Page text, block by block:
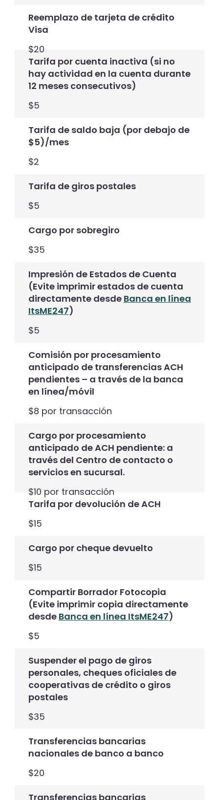
Reemplazo de tarjeta de crédito
Visa
$20
Tarifa por cuenta inactiva (si no
hay actividad en la cuenta durante
12 meses consecutivos)
$5
Tarifa de saldo baja (por debajo de
$5)/mes
$2
Tarifa de giros postales
$5
Cargo por sobregiro
$35
Impresión de Estados de Cuenta
(Evite imprimir estados de cuenta
directamente desde Banca en línea
ItsME247)
$5
Comisión por procesamiento
anticipado de transferencias ACH
pendientes – a través de la banca
en línea/móvil
$8 por transacción
Cargo por procesamiento
anticipado de ACH pendiente: a
través del Centro de contacto o
servicios en sucursal.
$10 por transacción
Tarifa por devolución de ACH
$15
Cargo por cheque devuelto
$15
Compartir Borrador Fotocopia
(Evite imprimir copia directamente
desde Banca en línea ItsME247)
$5
Suspender el pago de giros
personales, cheques oficiales de
cooperativas de crédito o giros
postales
$35
Transferencias bancarias
nacionales de banco a banco
$20
Transferencias bancarias